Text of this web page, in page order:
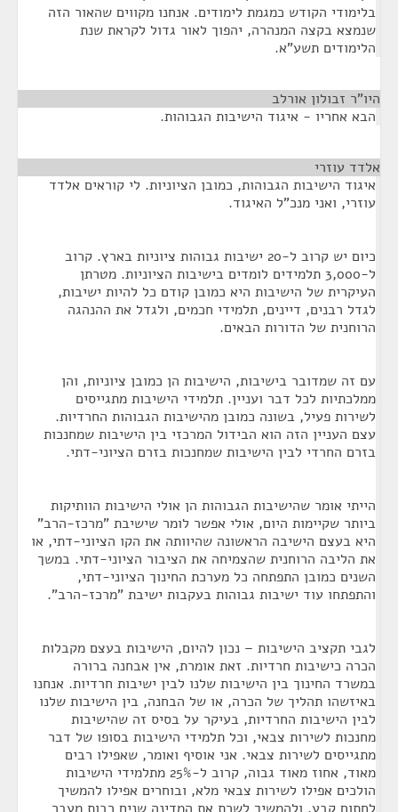
בלימודי הקודש כמגמת לימודים. אנחנו מקווים שהאור הזה
שנמצא בקצה המנהרה, יהפוך לאור גדול לקראת שנת
הלימודים תשע"א.
היו"ר זבולון אורלב
הבא אחריו - איגוד הישיבות הגבוהות.
אלדד עוזרי
איגוד הישיבות הגבוהות, כמובן הציוניות. לי קוראים אלדד
עוזרי, ואני מנכ"ל האיגוד.
כיום יש קרוב ל-20 ישיבות גבוהות ציוניות בארץ. קרוב
ל-3,000 תלמידים לומדים בישיבות הציוניות. מטרתן
העיקרית של הישיבות היא כמובן קודם כל להיות ישיבות,
לגדל רבנים, דיינים, תלמידי חכמים, ולגדל את ההנהגה
הרוחנית של הדורות הבאים.
עם זה שמדובר בישיבות, הישיבות הן כמובן ציוניות, והן
ממלכתיות לכל דבר ועניין. תלמידי הישיבות מתגייסים
לשירות פעיל, בשונה כמובן מהישיבות הגבוהות החרדיות.
עצם העניין הזה הוא הבידול המרכזי בין הישיבות שמחנכות
בזרם החרדי לבין הישיבות שמחנכות בזרם הציוני-דתי.
הייתי אומר שהישיבות הגבוהות הן אולי הישיבות הוותיקות
ביותר שקיימות היום, אולי אפשר לומר שישיבת "מרכז-הרב"
היא בעצם הישיבה הראשונה שהיוותה את הקו הציוני-דתי, או
את הליבה הרוחנית שהצמיחה את הציבור הציוני-דתי. במשך
השנים כמובן התפתחה כל מערכת החינוך הציוני-דתי,
והתפתחו עוד ישיבות גבוהות בעקבות ישיבת "מרכז-הרב".
לגבי תקציב הישיבות – נכון להיום, הישיבות בעצם מקבלות
הכרה כישיבות חרדיות. זאת אומרת, אין אבחנה ברורה
במשרד החינוך בין הישיבות שלנו לבין ישיבות חרדיות. אנחנו
באיזשהו תהליך של הכרה, או של הבחנה, בין הישיבות שלנו
לבין הישיבות החרדיות, בעיקר על בסיס זה שהישיבות
מחנכות לשירות צבאי, וכל תלמידי הישיבות בסופו של דבר
מתגייסים לשירות צבאי. אני אוסיף ואומר, שאפילו רבים
מאוד, אחוז מאוד גבוה, קרוב ל-25% מתלמידי הישיבות
הולכים אפילו לשירות צבאי מלא, ובוחרים אפילו להמשיך